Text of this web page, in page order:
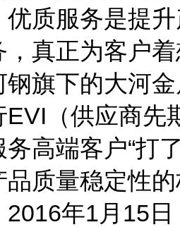
质服务是提
真正为客户
旗下的大河
EVI（供应商先
高端客户“打
品质量稳定性
2016年1月15